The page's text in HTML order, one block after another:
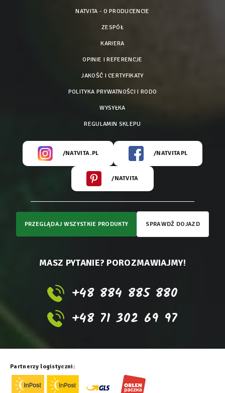
NATVITA - O PRODUCENCIE
ZESPÓŁ
KARIERA
OPINIE I REFERENCJE
JAKOŚĆ I CERTYFIKATY
POLITYKA PRYWATNOŚCI I RODO
WYSYŁKA
REGULAMIN SKLEPU
/NATVITA.PL /NATVITAPL
/NATVITA
PRZEGLĄDAJ WSZYSTKIE PRODUKTY SPRAWDŹ DOJAZD
MASZ PYTANIE? POROZMAWIAJMY!
+48 884 885 880
+48 71 302 69 97
Partnerzy logistyczni: